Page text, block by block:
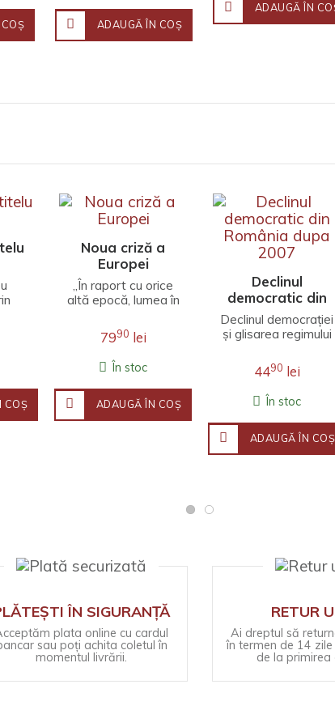
ADAUGĂ ÎN COŞ
ADAUGĂ ÎN
COŞ
Noua criză a
Europei
„În raport cu orice
altă epocă, lumea în
diferită. Concentrări
de putere
industrială..
7990 lei
În stoc
ADAUGĂ ÎN COŞ
Declinul
democratic din
România dupa
2007
Declinul democrației
și glisarea regimului
spre autoritarism în
perioada care a urm..
4490 lei
În stoc
ADAUGĂ ÎN COŞ
ÎN SIGURANȚĂ
plata online cu cardul
sau poți achita coletul în
momentul livrării.
RETUR
Ai dreptul să
în termen de 14
de la primirea